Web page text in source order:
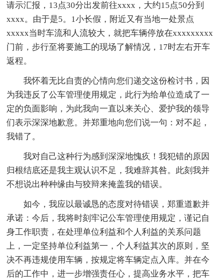
请示汇报，13点30分出发前往xxxx，大约15点50分到
xxxx。由于是5。1小长假，附近又有当地一处景点
xxxxx当时车流和人流较大，就把车辆停放在xxxxxxxxx
门前，步行至将要施工的现场了解情况，17时左右开车
返程。
我怀着无比自责的心情向您们递交这份检讨书，因
为我违反了公车管理使用规定，此行为给单位造成了一
定的负面影响，为此我向一直以来关心、爱护我的领导
们表示深深地歉意。并郑重地向您们说一句：对不起，
我错了。
我对自己这种行为感到深深地愧疚！我犯错的原因
归根结底还是我主观认识不足，我难辞其咎。此刻我并
不想说出种种缘由与狡辩来掩盖我的错误。
如今，我应以最诚恳的态度对待错误，郑重道歉并
承诺：今后，我将时刻牢记公车管理使用规定，谨记自
身工作职责，在处理单位利益和个人利益的关系问题
上，一定坚持单位利益第一，个人利益其次的原则，坚
决不再违规使用车辆，按规定将车辆定点入库。并在今
后的工作中，进一步增强责任心，提高业务水平，把车